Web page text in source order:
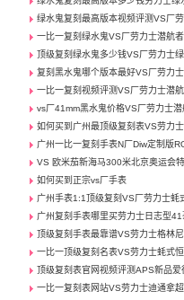
绿水鬼复刻最高版本视频评测VS厂
一比一复刻绿水鬼VS厂劳力士潜航
顶级复刻绿水鬼多少钱VS厂劳力士
复刻黑水鬼哪个版本最好VS厂劳力
一比一复刻视频评测VS厂劳力士潜
vs厂41mm黑水鬼价格VS厂劳力士
如何买到广州最顶级复刻表VS劳力
广州一比一复刻手表N厂Diw定制版
VS 欧米茄新海马300米北京奥运会
如何买到正宗vs厂手表
广州手表1:1顶级复刻VS厂劳力士
广州复刻手表哪里买劳力士日志型
顶级复刻手表最靠谱VS劳力士格林
一比一顶级复刻名表VS劳力士蚝式
顶级复刻表官网视频评测APS新品
一比一复刻表网站VS劳力士迪通拿